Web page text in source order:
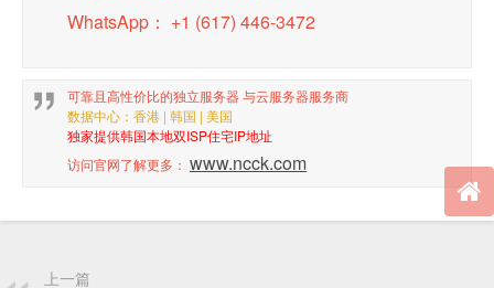
WhatsApp： +1 (617) 446-3472
可靠且高性价比的独立服务器与云服务器服务商
数据中心：香港 | 韩国 | 美国
独家提供韩国本地双ISP住宅IP地址
访问官网了解更多： www.ncck.com
上一篇